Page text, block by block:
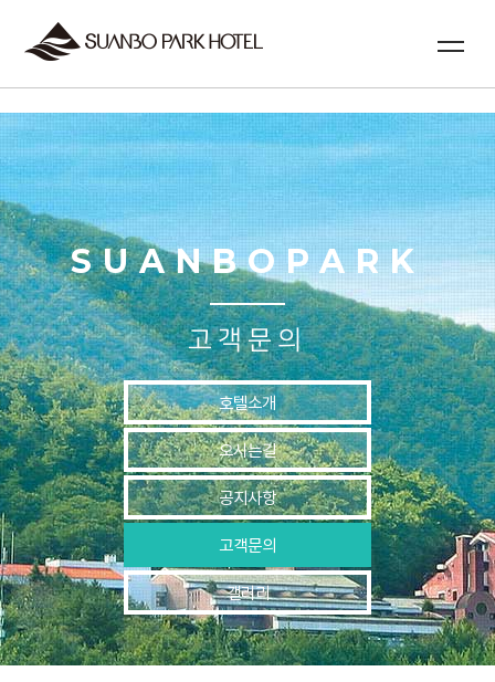
SUANBOPARK
고객문의
호텔소개
오시는길
공지사항
고객문의
갤러리